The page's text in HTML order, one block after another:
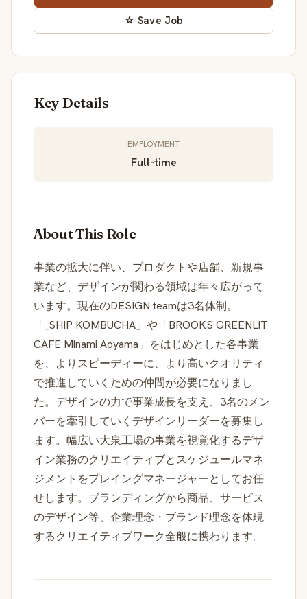
☆ Save Job
Key Details
EMPLOYMENT
Full-time
About This Role
事業の拡大に伴い、プロダクトや店舗、新規事
業など、デザインが関わる領域は年々広がって
います。現在のDESIGN teamは3名体制。
「_SHIP KOMBUCHA」や「BROOKS GREENLIT
CAFE Minami Aoyama」をはじめとした各事業
を、よりスピーディーに、より高いクオリティ
で推進していくための仲間が必要になりまし
た。デザインの力で事業成長を支え、3名のメン
バーを牽引していくデザインリーダーを募集し
ます。幅広い大泉工場の事業を視覚化するデザ
イン業務のクリエイティブとスケジュールマネ
ジメントをプレイングマネージャーとしてお任
せします。ブランディングから商品、サービス
のデザイン等、企業理念・ブランド理念を体現
するクリエイティブワーク全般に携わります。